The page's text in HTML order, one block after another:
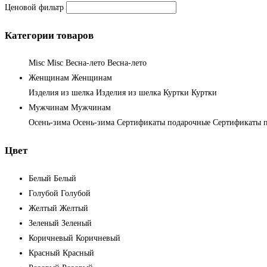
Ценовой фильтр
Категории товаров
Misc Misc Весна-лето Весна-лето
Женщинам Женщинам
Изделия из шелка Изделия из шелка Куртки Куртки
Мужчинам Мужчинам
Осень-зима Осень-зима Сертификаты подарочные Сертификаты
Цвет
Белый Белый
Голубой Голубой
Желтый Желтый
Зеленый Зеленый
Коричневый Коричневый
Красный Красный